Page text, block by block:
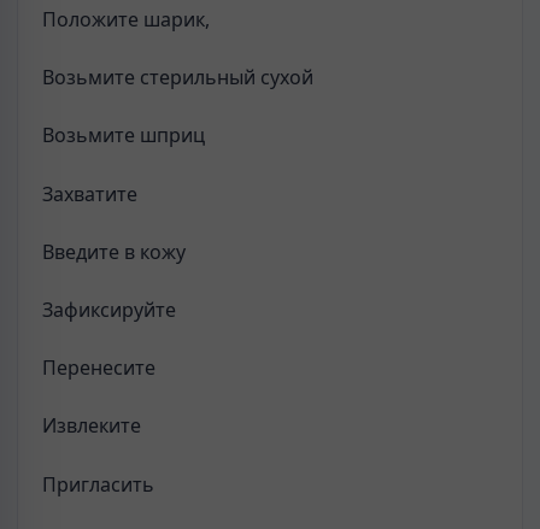
Положите шарик,
Возьмите стерильный сухой
Возьмите шприц
Захватите
Введите в кожу
Зафиксируйте
Перенесите
Извлеките
Пригласить